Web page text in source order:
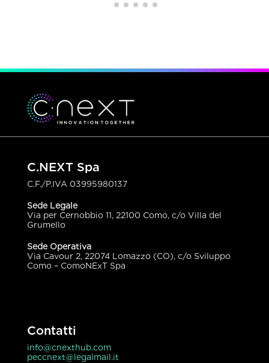
C.NEXT Spa
C.F./P.IVA 03995980137
Sede Legale
Via per Cernobbio 11, 22100 Como, c/o Villa del
Grumello
Sede Operativa
Via Cavour 2, 22074 Lomazzo (CO), c/o Sviluppo
Como – ComoNExT Spa
Contatti
info@cnexthub.com
peccnext@legalmail.it